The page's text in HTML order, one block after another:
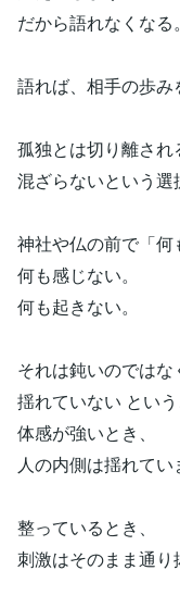
だから語れなくなる。
語れば、相手の歩み
孤独とは切り離され
混ざらないという選
神社や仏の前で「
何も感じない。
何も起きない。
それは鈍いのではな
揺れていない という
体感が強いとき、
人の内側は揺れてい
整っているとき、
刺激はそのまま通り